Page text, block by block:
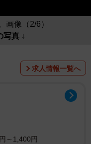
画像（2/6）
写真 ↓
求人情報一覧へ
～1,400円